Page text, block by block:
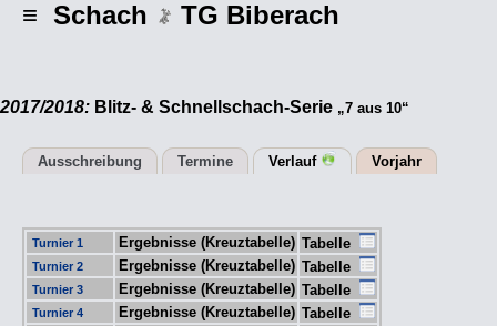
≡ Schach TG Biberach
2017/2018: Blitz- & Schnellschach-Serie „7 aus 10“
Ausschreibung Termine Verlauf Vorjahr
Turnier 1 Ergebnisse (Kreuztabelle) Tabelle
Turnier 2 Ergebnisse (Kreuztabelle) Tabelle
Turnier 3 Ergebnisse (Kreuztabelle) Tabelle
Turnier 4 Ergebnisse (Kreuztabelle) Tabelle